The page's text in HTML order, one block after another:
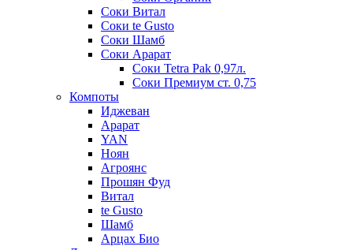
Соки Витал
Соки te Gusto
Соки Шамб
Соки Арарат
Соки Tetra Pak 0,97л.
Соки Премиум ст. 0,75
Компоты
Иджеван
Арарат
YAN
Ноян
Агроянс
Прошян Фуд
Витал
te Gusto
Шамб
Арцах Био